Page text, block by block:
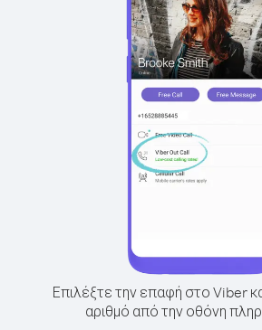
Επιλέξτε την επαφή στο Viber
αριθμό από την οθόνη